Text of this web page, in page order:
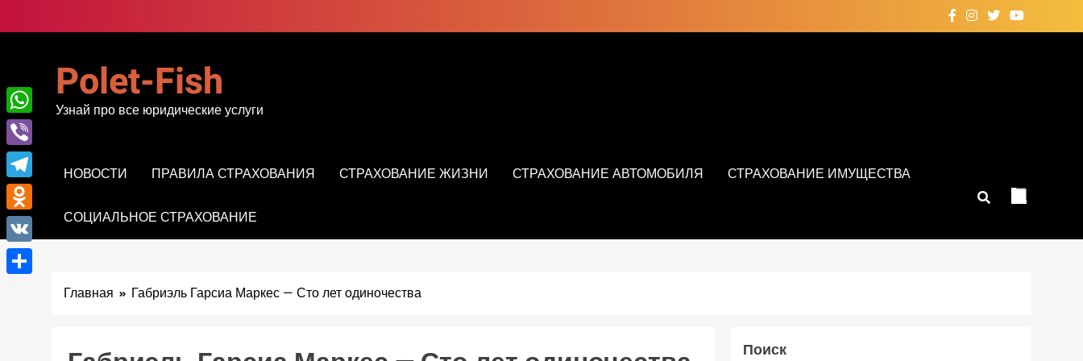
к
Polet-Fish
Узнай про все юридические услуги
НОВОСТИ ПРАВИЛА СТРАХОВАНИЯ СТРАХОВАНИЕ ЖИЗНИ СТРАХОВАНИЕ АВТОМОБИЛЯ СТРАХОВАНИЕ ИМУЩЕСТВА
СОЦИАЛЬНОЕ СТРАХОВАНИЕ
Главная Габриэль Гарсиа Маркес — Сто лет одиночества
Поиск
WhatsApp
Viber
Telegram
Odnoklassniki
VK
Отправить